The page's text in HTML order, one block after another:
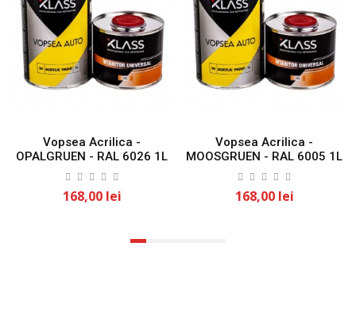
Vopsea Acrilica -
OPALGRUEN - RAL 6026 1L
KLASS
168,00 lei
Vopsea Acrilica -
MOOSGRUEN - RAL 6005 1L
KLASS
168,00 lei